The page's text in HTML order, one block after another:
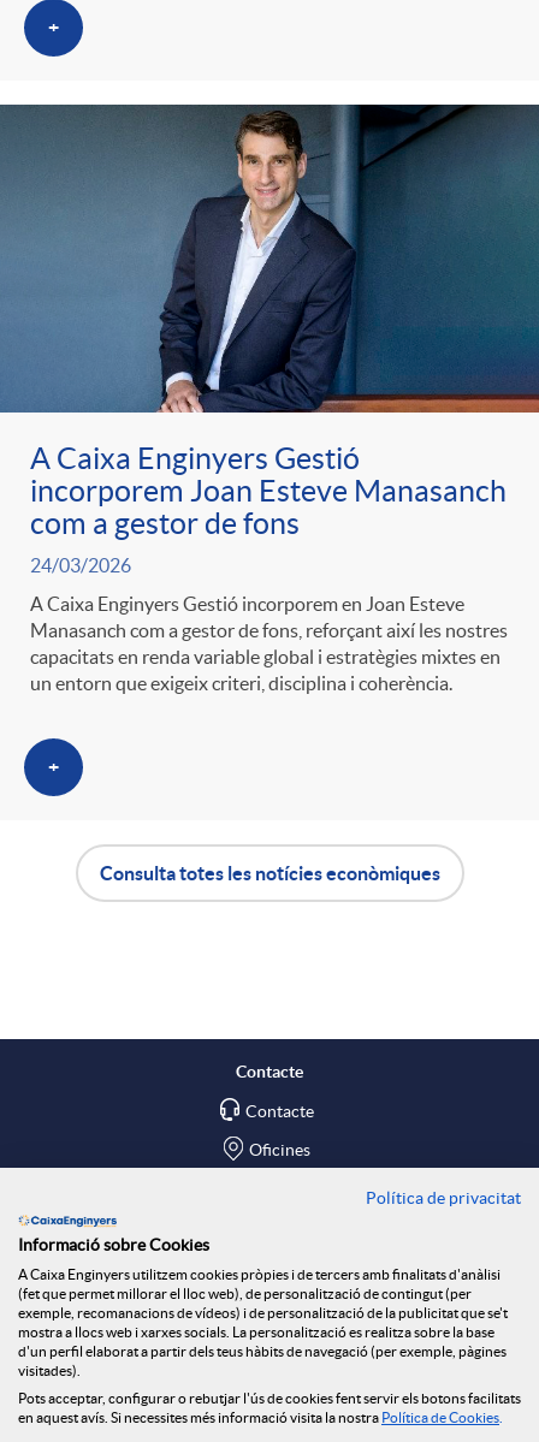
+
A Caixa Enginyers Gestió
incorporem Joan Esteve Manasanch
com a gestor de fons
24/03/2026
A Caixa Enginyers Gestió incorporem en Joan Esteve
Manasanch com a gestor de fons, reforçant així les nostres
capacitats en renda variable global i estratègies mixtes en
un entorn que exigeix criteri, disciplina i coherència.
+
c
a
c
n
n
o
Consulta totes les notícies econòmiques
Contacte
Contacte
Oficines
Social Room
Seguretat Online
Política de privacitat
Informació sobre Cookies
A Caixa Enginyers utilitzem cookies pròpies i de tercers amb finalitats d'anàlisi
(fet que permet millorar el lloc web), de personalització de contingut (per
exemple, recomanacions de vídeos) i de personalització de la publicitat que se't
mostra a llocs web i xarxes socials. La personalització es realitza sobre la base
d'un perfil elaborat a partir dels teus hàbits de navegació (per exemple, pàgines
visitades).
Pots acceptar, configurar o rebutjar l'ús de cookies fent servir els botons facilitats
en aquest avís. Si necessites més informació visita la nostra Política de Cookies